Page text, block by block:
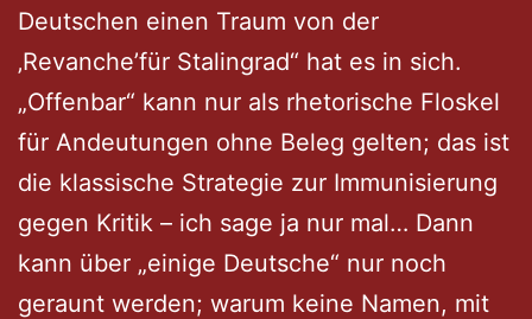
Deutschen einen Traum von der
‚Revanche’für Stalingrad“ hat es in sich.
„Offenbar“ kann nur als rhetorische Floskel
für Andeutungen ohne Beleg gelten; das ist
die klassische Strategie zur Immunisierung
gegen Kritik – ich sage ja nur mal… Dann
kann über „einige Deutsche“ nur noch
geraunt werden; warum keine Namen, mit